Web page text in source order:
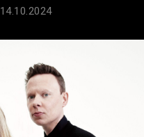
14.10.2024